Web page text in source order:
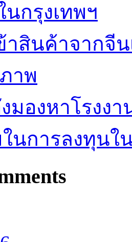
กรุงเทพฯ
าสินค้าจากจี
าพ
มองหาโรงง
นการลงทุนใ